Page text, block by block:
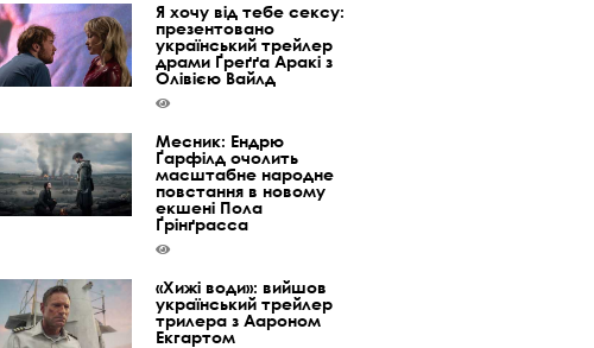
Я хочу від тебе сексу:
презентовано
український трейлер
драми Ґреґґа Аракі з
Олівією Вайлд
Месник: Ендрю
Ґарфілд очолить
масштабне народне
повстання в новому
екшені Пола
Ґрінґрасса
«Хижі води»: вийшов
український трейлер
трилера з Аароном
Екгартом